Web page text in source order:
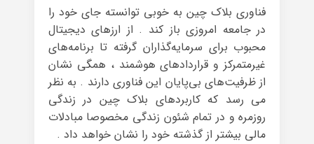
فناوری بلاک چین به خوبی توانسته جای خود را
در جامعه امروزی باز کند . از ارزهای دیجیتال
محبوب برای سرمایه‌گذاران گرفته تا برنامه‌های
غیرمتمرکز و قراردادهای هوشمند ، همگی نشان
از ظرفیت‌های بی‌پایان این فناوری دارند . به نظر
می رسد که کاربردهای بلاک چین در زندگی
روزمره و در تمام شئون زندگی مخصوصا مبادلات
مالی بیشتر از گذشته خود را نشان خواهد داد .